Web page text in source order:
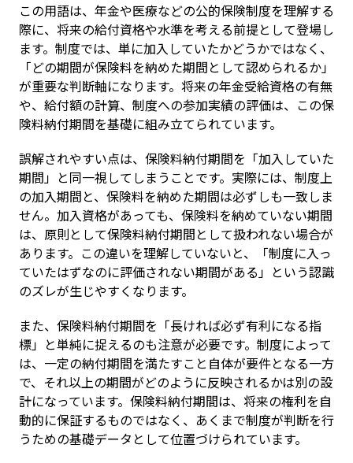
この用語は、年金や医療などの公的保険制度を理解する
際に、将来の給付資格や水準を考える前提として登場し
ます。制度では、単に加入していたかどうかではなく、
「どの期間が保険料を納めた期間として認められるか」
が重要な判断軸になります。将来の年金受給資格の有無
や、給付額の計算、制度への参加実績の評価は、この保
険料納付期間を基礎に組み立てられています。
誤解されやすい点は、保険料納付期間を「加入していた
期間」と同一視してしまうことです。実際には、制度上
の加入期間と、保険料を納めた期間は必ずしも一致しま
せん。加入資格があっても、保険料を納めていない期間
は、原則として保険料納付期間として扱われない場合が
あります。この違いを理解していないと、「制度に入っ
ていたはずなのに評価されない期間がある」という認識
のズレが生じやすくなります。
また、保険料納付期間を「長ければ必ず有利になる指
標」と単純に捉えるのも注意が必要です。制度によって
は、一定の納付期間を満たすこと自体が要件となる一方
で、それ以上の期間がどのように反映されるかは別の設
計になっています。保険料納付期間は、将来の権利を自
動的に保証するものではなく、あくまで制度が判断を行
うための基礎データとして位置づけられています。